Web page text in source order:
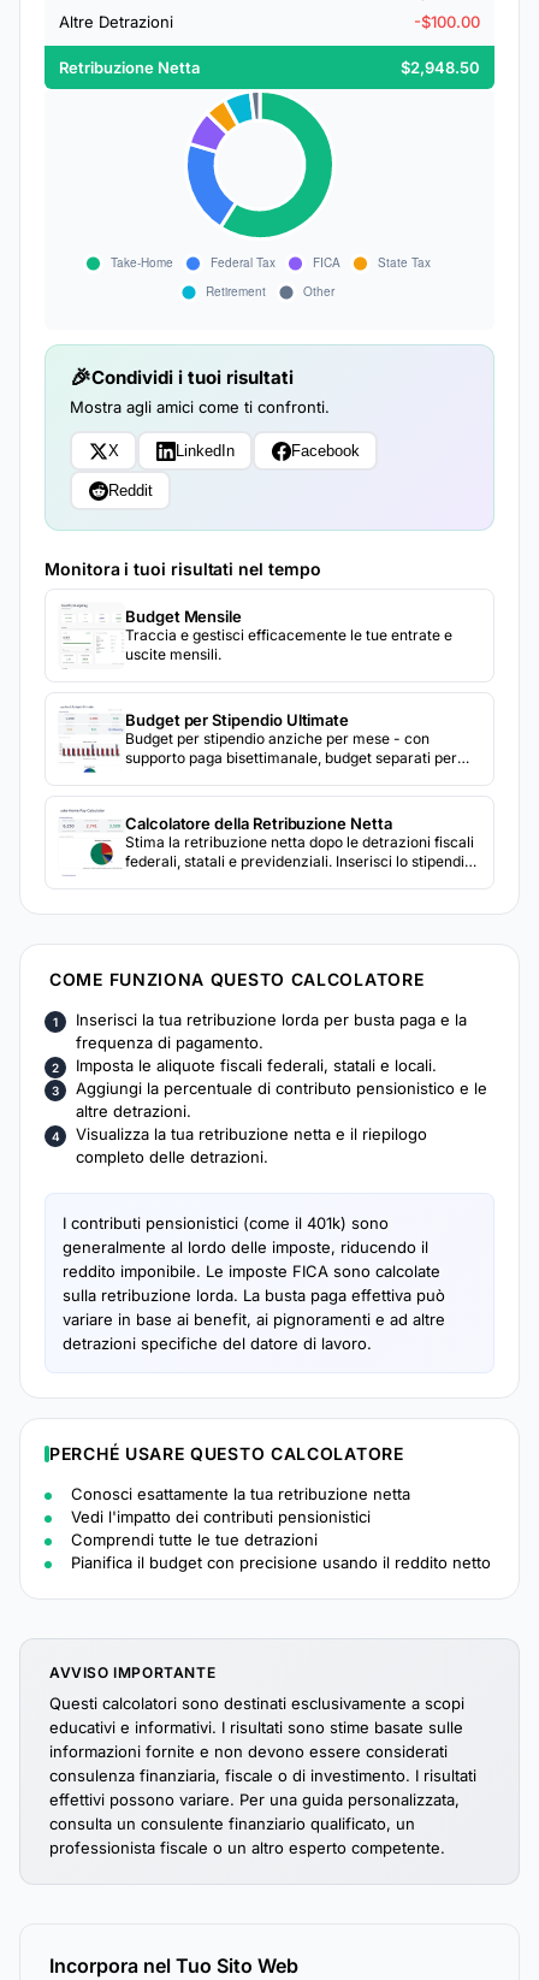
Altre Detrazioni
-$100.00
Retribuzione Netta $2,948.50
Condividi i tuoi risultati
Mostra agli amici come ti confronti.
X LinkedIn Facebook
Reddit
Monitora i tuoi risultati nel tempo
Budget Mensile
Traccia e gestisci efficacemente le tue entrate e
uscite mensili.
Budget per Stipendio Ultimate
Budget per stipendio anziche per mese - con
supporto paga bisettimanale, budget separati per
Calcolatore della Retribuzione Netta
Stima la retribuzione netta dopo le detrazioni fiscali
federali, statali e previdenziali. Inserisci lo stipendio
COME FUNZIONA QUESTO CALCOLATORE
Inserisci la tua retribuzione lorda per busta paga e la
frequenza di pagamento.
Imposta le aliquote fiscali federali, statali e locali.
Aggiungi la percentuale di contributo pensionistico e le
altre detrazioni.
Visualizza la tua retribuzione netta e il riepilogo
completo delle detrazioni.
I contributi pensionistici (come il 401k) sono
generalmente al lordo delle imposte, riducendo il
reddito imponibile. Le imposte FICA sono calcolate
sulla retribuzione lorda. La busta paga effettiva può
variare in base ai benefit, ai pignoramenti e ad altre
detrazioni specifiche del datore di lavoro.
PERCHÉ USARE QUESTO CALCOLATORE
Conosci esattamente la tua retribuzione netta
Vedi l'impatto dei contributi pensionistici
Comprendi tutte le tue detrazioni
Pianifica il budget con precisione usando il reddito netto
AVVISO IMPORTANTE
Questi calcolatori sono destinati esclusivamente a scopi
educativi e informativi. I risultati sono stime basate sulle
informazioni fornite e non devono essere considerati
consulenza finanziaria, fiscale o di investimento. I risultati
effettivi possono variare. Per una guida personalizzata,
consulta un consulente finanziario qualificato, un
professionista fiscale o un altro esperto competente.
Incorpora nel Tuo Sito Web